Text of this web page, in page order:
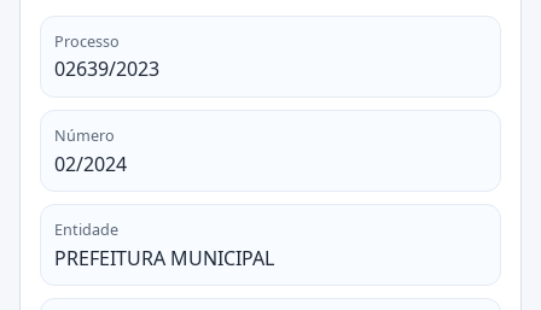
Processo
02639/2023
Número
02/2024
Entidade
PREFEITURA MUNICIPAL